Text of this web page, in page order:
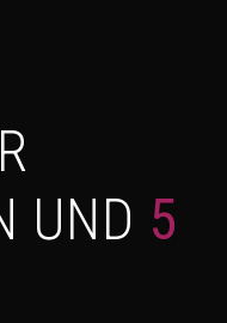
UND 5